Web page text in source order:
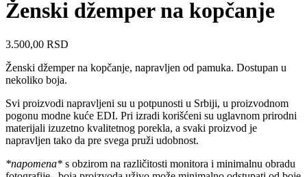
Ženski džemper na kopčanje
3.500,00 RSD
Ženski džemper na kopčanje, napravljen od pamuka. Dostupan u
nekoliko boja.
Svi proizvodi napravljeni su u potpunosti u Srbiji, u proizvodnom
pogonu modne kuće EDI. Pri izradi korišćeni su uglavnom prirodni
materijali izuzetno kvalitetnog porekla, a svaki proizvod je
napravljen tako da pre svega pruži udobnost.
*napomena* s obzirom na različitosti monitora i minimalnu obradu